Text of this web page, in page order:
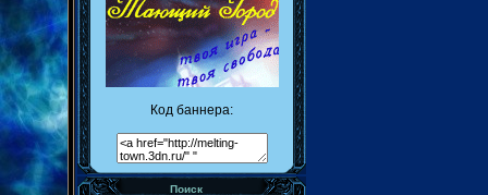
Код баннера:
Поиск